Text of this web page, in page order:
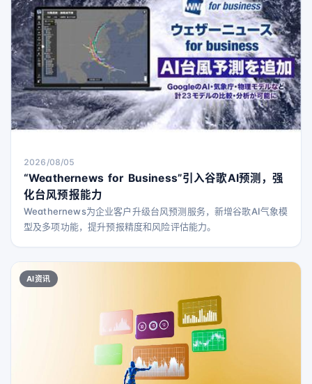
2026/08/05
“Weathernews for Business”引入谷歌AI预测，强
化台风预报能力
Weathernews为企业客户升级台风预测服务，新增谷歌AI气象模
型及多项功能，提升预报精度和风险评估能力。
AI资讯